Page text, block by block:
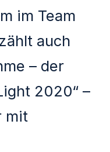
im Team
auch
– der
2020“ –
mit